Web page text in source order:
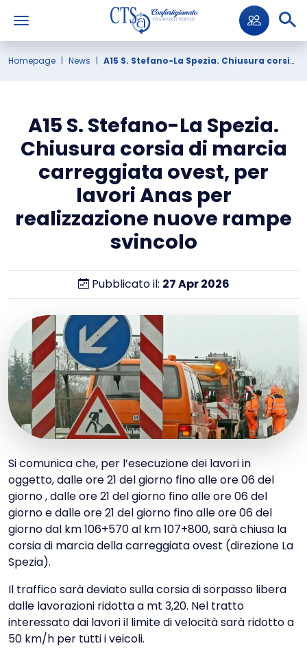
Homepage News A15 S. Stefano-La Spezia. Chiusura corsia di marcia carreggiata ovest, per lavori Anas per realizzazione nuove rampe svincolo
A15 S. Stefano-La Spezia.
Chiusura corsia di marcia
carreggiata ovest, per
lavori Anas per
realizzazione nuove rampe
svincolo
Pubblicato il: 27Apr2026
Si comunica che, per l’esecuzione dei lavori in
oggetto, dalle ore 21 del giorno fino alle ore 06 del
giorno , dalle ore 21 del giorno fino alle ore 06 del
giorno e dalle ore 21 del giorno fino alle ore 06 del
giorno dal km 106+570 al km 107+800, sarà chiusa la
corsia di marcia della carreggiata ovest (direzione La
Spezia).
Il traffico sarà deviato sulla corsia di sorpasso libera
dalle lavorazioni ridotta a mt 3,20. Nel tratto
interessato dai lavori il limite di velocità sarà ridotto a
50 km/h per tutti i veicoli.